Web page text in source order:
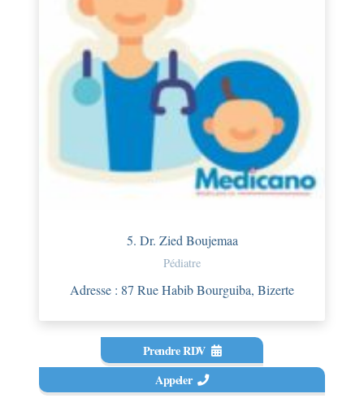
5. Dr. Zied Boujemaa
Pédiatre
Adresse : 87 Rue Habib Bourguiba, Bizerte
Prendre RDV
Appeler